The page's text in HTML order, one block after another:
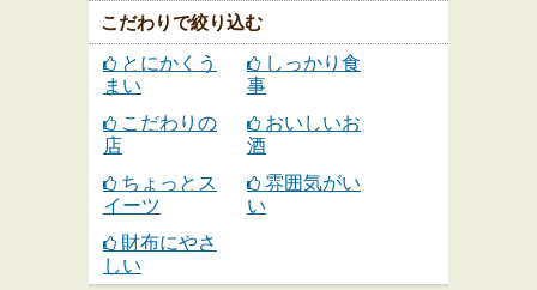
こだわりで絞り込む
とにかくう
まい
しっかり食
事
こだわりの
店
おいしいお
酒
ちょっとス
イーツ
雰囲気がい
い
財布にやさ
しい